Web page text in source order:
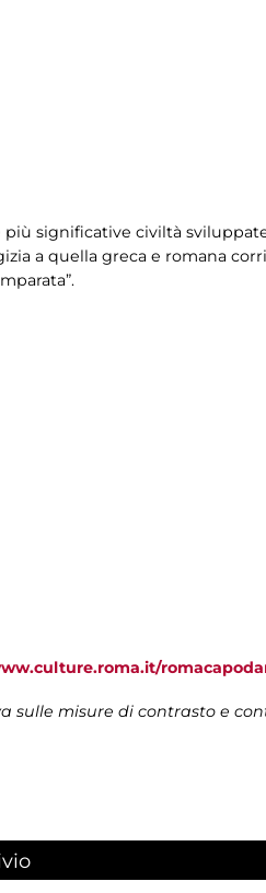
significative civiltà
a quella greca e romana
misure di contrasto e